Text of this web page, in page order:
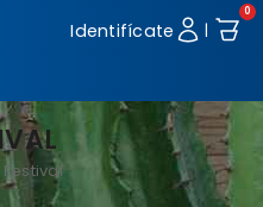
Identifícate |
0
Festival